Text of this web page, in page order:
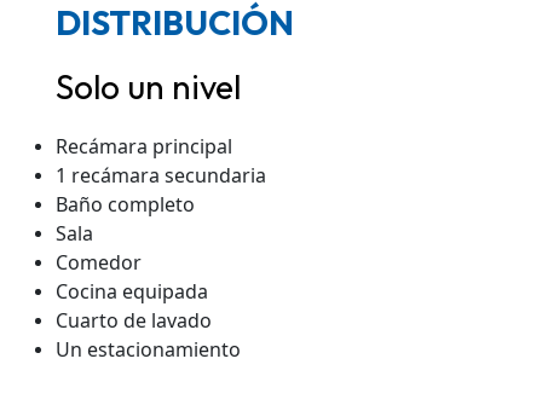
DISTRIBUCIÓN
Solo un nivel
Recámara principal
1 recámara secundaria
Baño completo
Sala
Comedor
Cocina equipada
Cuarto de lavado
Un estacionamiento